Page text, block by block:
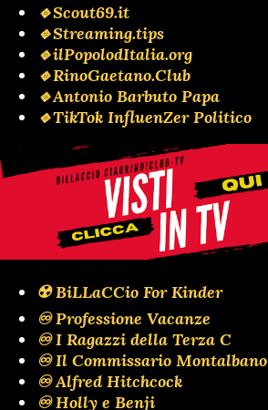
🔹Scout69.it
🔹Streaming.tips
🔹ilPopolodItalia.org
🔹RinoGaetano.Club
🔹Antonio Barbuto Papa
🔹TikTok InfluenZer Politico
☢️ BiLLaCCio For Kinder
♾️ Professione Vacanze
♾️ I Ragazzi della Terza C
♾️ Il Commissario Montalbano
♾️ Alfred Hitchcock
♾️ Holly e Benji